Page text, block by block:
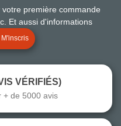
première commande
Et aussi d'informations
VÉRIFIÉS)
+ de 5000 avis